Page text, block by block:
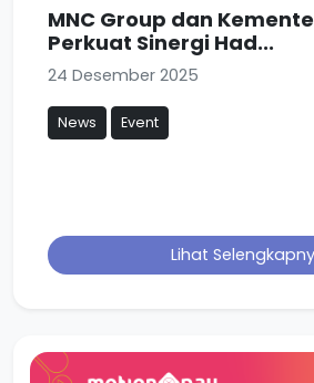
MNC Group dan
Perkuat Sinergi Had...
24 Desember 2025
News Event
Lihat